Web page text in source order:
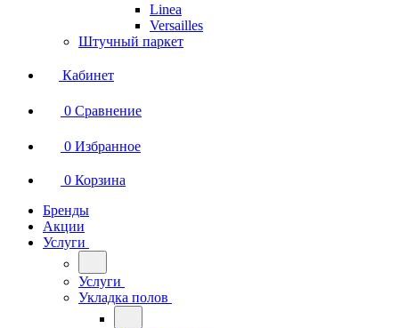
Linea
Versailles
Штучный паркет
Кабинет
0 Сравнение
0 Избранное
0 Корзина
Бренды
Акции
Услуги
Услуги
Укладка полов